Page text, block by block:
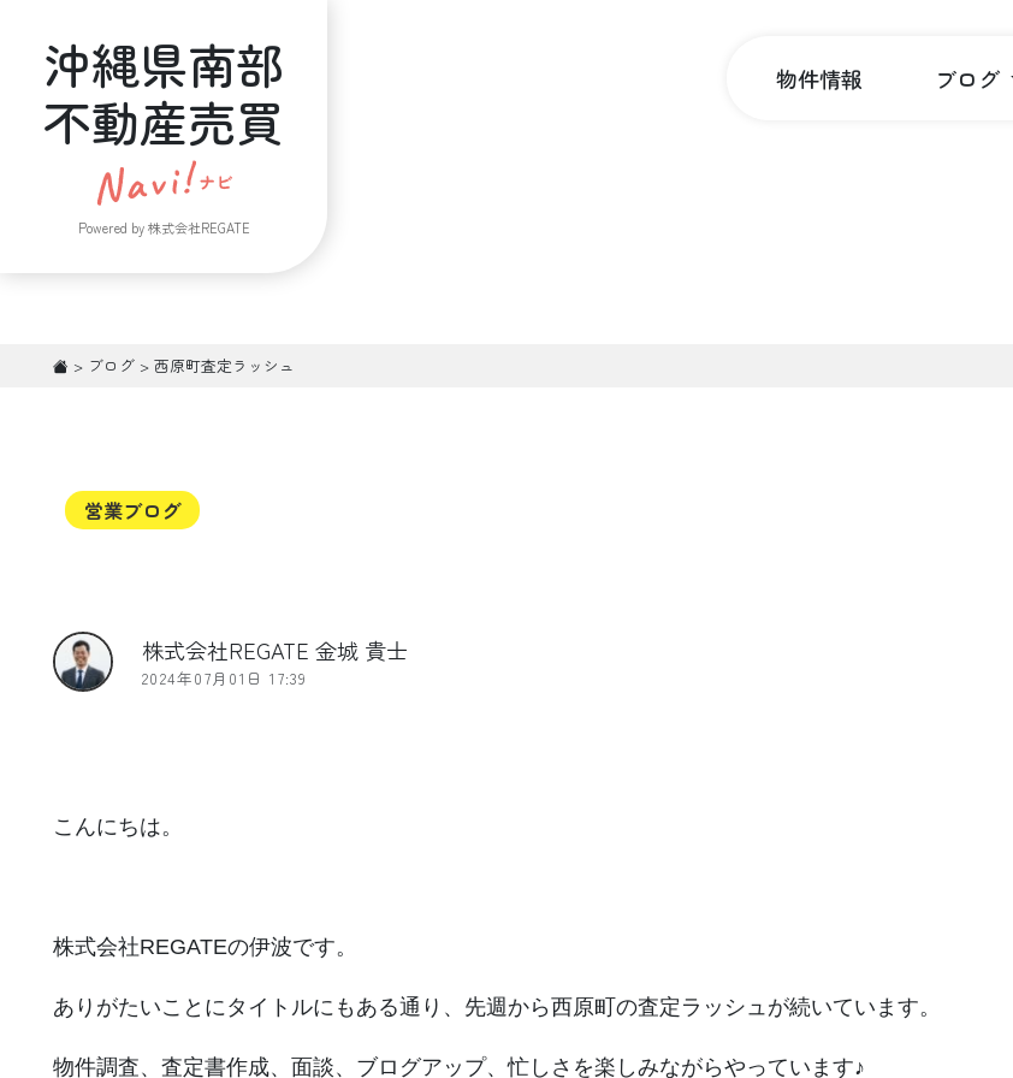
沖縄県南部
不動産売買
Powered by 株式会社REGATE
物件情報 ブログ
> ブログ > 西原町査定ラッシュ
営業ブログ
株式会社REGATE 金城 貴士
2024年07月01日 17:39
こんにちは。
株式会社REGATEの伊波です。
ありがたいことにタイトルにもある通り、先週から西原町の査定ラッシュが続いています。
物件調査、査定書作成、面談、ブログアップ、忙しさを楽しみながらやっています♪